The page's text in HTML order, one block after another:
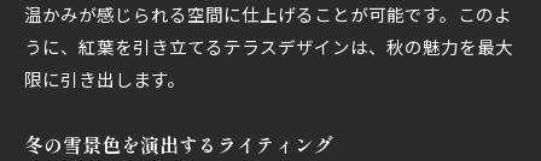
温かみが感じられる空間に仕上げることが可能です。このよ
うに、紅葉を引き立てるテラスデザインは、秋の魅力を最大
限に引き出します。
冬の雪景色を演出するライティング